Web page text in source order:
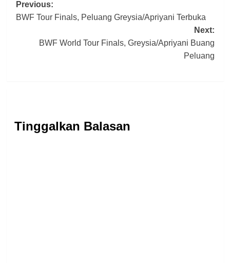
Post
navigation
Previous:
BWF Tour Finals, Peluang Greysia/Apriyani Terbuka
Next:
BWF World Tour Finals, Greysia/Apriyani Buang
Peluang
Tinggalkan Balasan